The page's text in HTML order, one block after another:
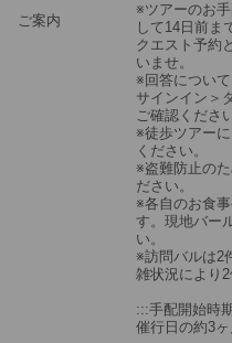
ご案内
※ツアーのお
して14日前ま
クエスト予約
いませ。
※回答につい
サインイン＞
ご確認くださ
※徒歩ツアー
ください。
※盗難防止の
ださい。
※各自のお食
す。現地バー
い。
※訪問バルは2
雑状況により
:::手配開始時
催行日の約3